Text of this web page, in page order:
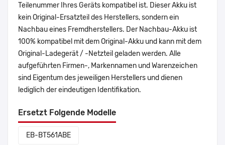
Teilenummer Ihres Geräts kompatibel ist. Dieser Akku ist
kein Original-Ersatzteil des Herstellers, sondern ein
Nachbau eines Fremdherstellers. Der Nachbau-Akku ist
100% kompatibel mit dem Original-Akku und kann mit dem
Original-Ladegerät / -Netzteil geladen werden. Alle
aufgeführten Firmen-, Markennamen und Warenzeichen
sind Eigentum des jeweiligen Herstellers und dienen
lediglich der eindeutigen Identifikation.
Ersetzt Folgende Modelle
EB-BT561ABE